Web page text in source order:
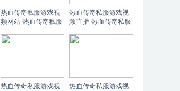
热血传奇私服游戏视
频网站-热血传奇私服
热血传奇私服游戏视
频直播-热血传奇私服
热血传奇私服游戏视
热血传奇私服游戏视